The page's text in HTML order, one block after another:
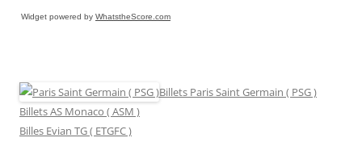
Widget powered by WhatstheScore.com
Billets Paris Saint Germain ( PSG )
Billets AS Monaco ( ASM )
Billes Evian TG ( ETGFC )